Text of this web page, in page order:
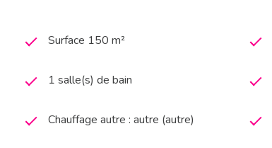
Surface 150 m²
1 salle(s) de bain
Chauffage autre : autre (autre)